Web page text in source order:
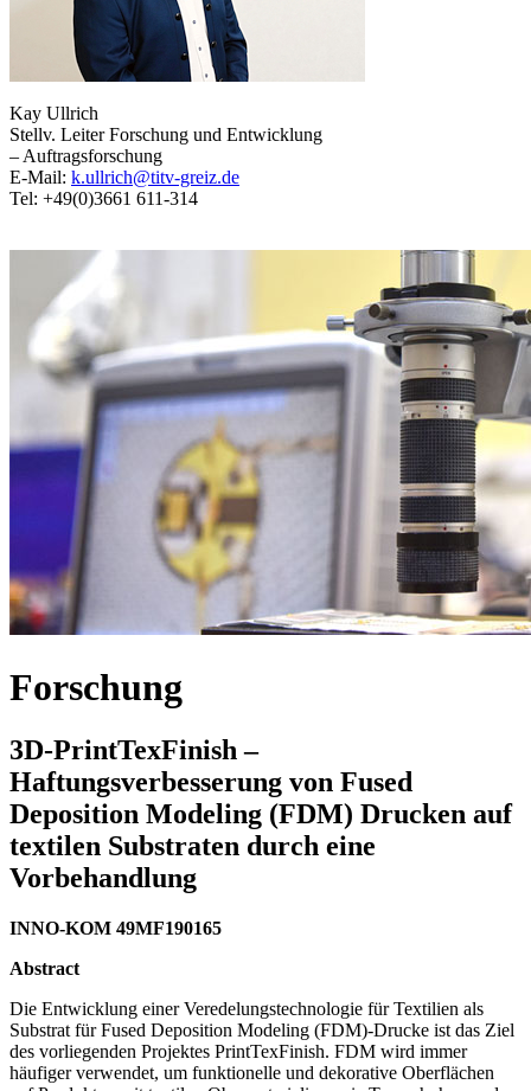
Kay Ullrich
Stellv. Leiter Forschung und Entwicklung
– Auftragsforschung
E-Mail: k.ullrich@titv-greiz.de
Tel: +49(0)3661 611-314
Forschung
3D-PrintTexFinish –
Haftungsverbesserung von Fused
Deposition Modeling (FDM) Drucken auf
textilen Substraten durch eine
Vorbehandlung
INNO-KOM 49MF190165
Abstract
Die Entwicklung einer Veredelungstechnologie für Textilien als
Substrat für Fused Deposition Modeling (FDM)-Drucke ist das Ziel
des vorliegenden Projektes PrintTexFinish. FDM wird immer
häufiger verwendet, um funktionelle und dekorative Oberflächen